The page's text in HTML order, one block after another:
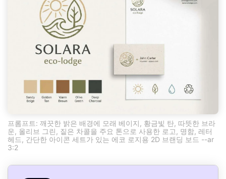
프롬프트: 깨끗한 밝은 배경에 모래 베이지, 황금빛 탄, 따뜻한 브라
운, 올리브 그린, 짙은 차콜을 주요 톤으로 사용한 로고, 명함, 레터
헤드, 간단한 아이콘 세트가 있는 에코 로지용 2D 브랜딩 보드 --ar
3:2